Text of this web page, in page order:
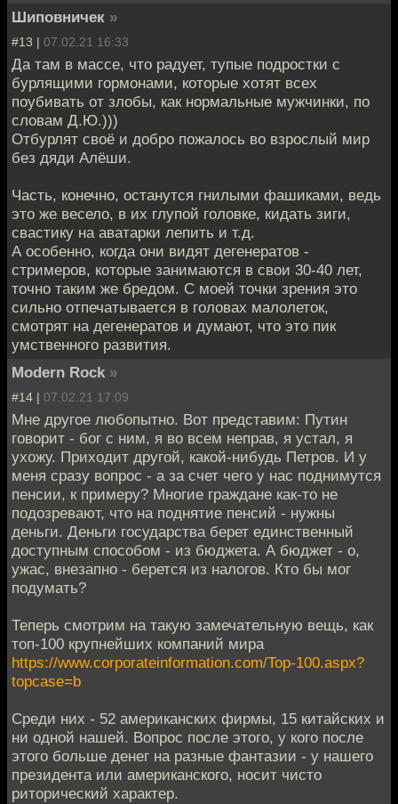
Шиповничек »
#13 | 07.02.21 16:33
Да там в массе, что радует, тупые подростки с
бурлящими гормонами, которые хотят всех
поубивать от злобы, как нормальные мужчинки, по
словам Д.Ю.)))
Отбурлят своё и добро пожалось во взрослый мир
без дяди Алёши.
Часть, конечно, останутся гнилыми фашиками, ведь
это же весело, в их глупой головке, кидать зиги,
свастику на аватарки лепить и т.д.
А особенно, когда они видят дегенератов -
стримеров, которые занимаются в свои 30-40 лет,
точно таким же бредом. С моей точки зрения это
сильно отпечатывается в головах малолеток,
смотрят на дегенератов и думают, что это пик
умственного развития.
Modern Rock »
#14 | 07.02.21 17:09
Мне другое любопытно. Вот представим: Путин
говорит - бог с ним, я во всем неправ, я устал, я
ухожу. Приходит другой, какой-нибудь Петров. И у
меня сразу вопрос - а за счет чего у нас поднимутся
пенсии, к примеру? Многие граждане как-то не
подозревают, что на поднятие пенсий - нужны
деньги. Деньги государства берет единственный
доступным способом - из бюджета. А бюджет - о,
ужас, внезапно - берется из налогов. Кто бы мог
подумать?
Теперь смотрим на такую замечательную вещь, как
топ-100 крупнейших компаний мира
https://www.corporateinformation.com/Top-100.aspx?
topcase=b
Среди них - 52 американских фирмы, 15 китайских и
ни одной нашей. Вопрос после этого, у кого после
этого больше денег на разные фантазии - у нашего
президента или американского, носит чисто
риторический характер.